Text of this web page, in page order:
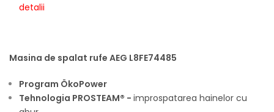
detalii
Masina de spalat rufe AEG L8FE74485
Program ÖkoPower
Tehnologia PROSTEAM® - improspatarea hainelor cu